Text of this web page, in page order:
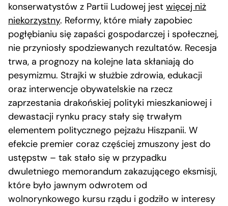
konserwatystów z Partii Ludowej jest więcej niż
niekorzystny. Reformy, które miały zapobiec
pogłębianiu się zapaści gospodarczej i społecznej,
nie przyniosły spodziewanych rezultatów. Recesja
trwa, a prognozy na kolejne lata skłaniają do
pesymizmu. Strajki w służbie zdrowia, edukacji
oraz interwencje obywatelskie na rzecz
zaprzestania drakońskiej polityki mieszkaniowej i
dewastacji rynku pracy stały się trwałym
elementem politycznego pejzażu Hiszpanii. W
efekcie premier coraz częściej zmuszony jest do
ustępstw – tak stało się w przypadku
dwuletniego memorandum zakazującego eksmisji,
które było jawnym odwrotem od
wolnorynkowego kursu rządu i godziło w interesy